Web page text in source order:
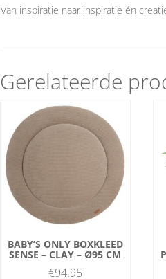
Van inspiratie naar inspiratie én
Gerelateerde
BABY’S ONLY BOXKLEED
SENSE – CLAY – Ø95 CM
€94.95